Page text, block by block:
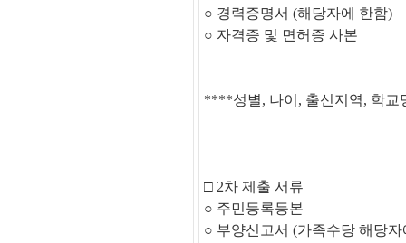
○ 경력증명서 (해당자에 한함)
○ 자격증 및 면허증 사본
****성별, 나이 , 출신지역, 학교
□ 2차 제출 서류
○ 주민등록등본
○ 부양신고서 (가족수당 해당자